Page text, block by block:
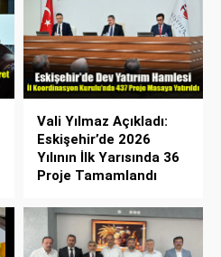
Vali Yılmaz Açıkladı:
Eskişehir’de 2026
Yılının İlk Yarısında 36
Proje Tamamlandı